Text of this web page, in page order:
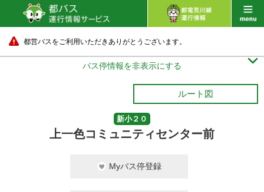
都営バスをご利用いただきありがとうございます。
バス停情報を非表示にする 
ルート図
新小２０
上一色コミュニティセンター前
Myバス停登録